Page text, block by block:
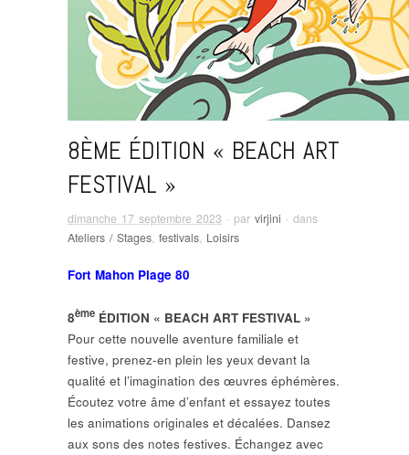
8ÈME ÉDITION « BEACH ART
FESTIVAL »
dimanche 17 septembre 2023 · par virjini · dans
Ateliers / Stages, festivals, Loisirs
Fort Mahon Plage 80
8ème ÉDITION « BEACH ART FESTIVAL »
Pour cette nouvelle aventure familiale et
festive, prenez-en plein les yeux devant la
qualité et l’imagination des œuvres éphémères.
Écoutez votre âme d’enfant et essayez toutes
les animations originales et décalées. Dansez
aux sons des notes festives. Échangez avec